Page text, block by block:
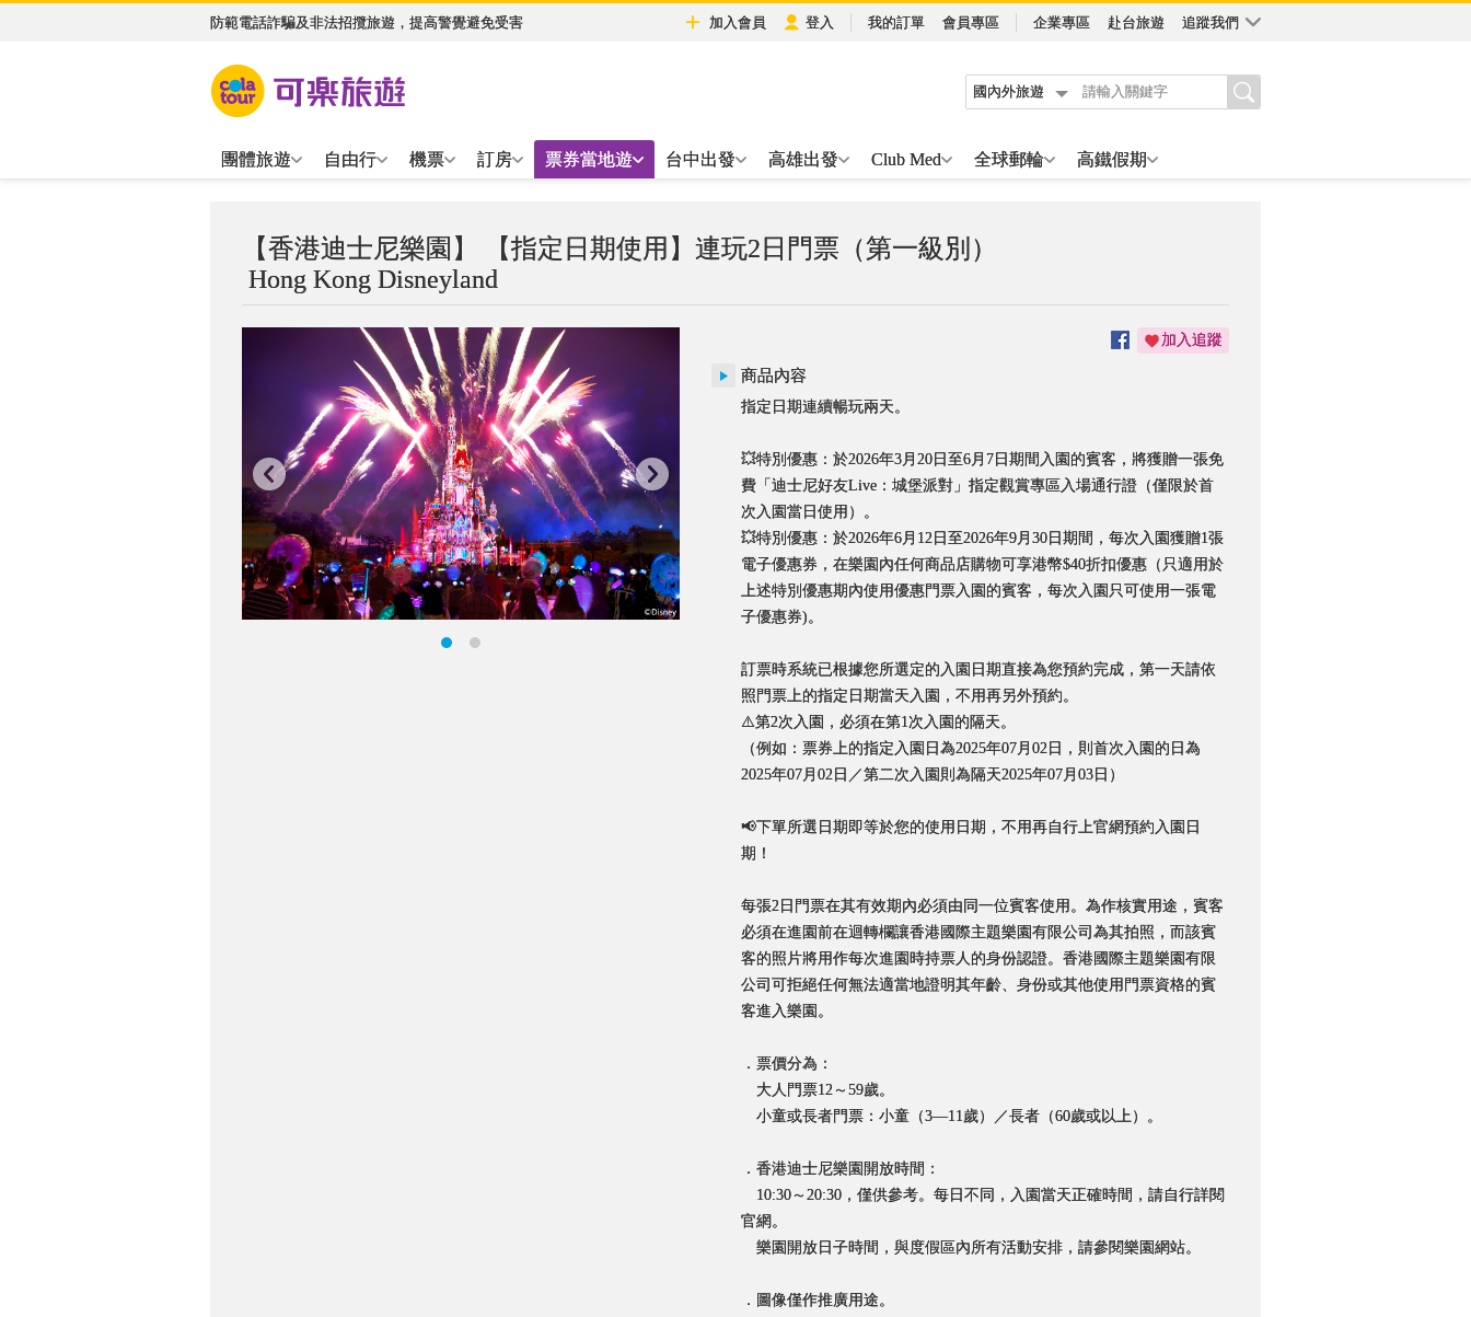
防範電話詐騙及非法招攬旅遊，提高警覺避免受害 加入會員 登入 我的訂單 會員專區 企業專區 赴台旅遊 追蹤我們
國內外旅遊
團體旅遊 自由行 機票 訂房 票券當地遊 台中出發 高雄出發 Club Med 全球郵輪 高鐵假期
【香港迪士尼樂園】 【指定日期使用】連玩2日門票（第一級別）
Hong Kong Disneyland
加入追蹤
商品內容
指定日期連續暢玩兩天。
💥特別優惠：於2026年3月20日至6月7日期間入園的賓客，將獲贈一張免
費「迪士尼好友Live：城堡派對」指定觀賞專區入場通行證（僅限於首
次入園當日使用）。
💥特別優惠：於2026年6月12日至2026年9月30日期間，每次入園獲贈1張
電子優惠券，在樂園內任何商品店購物可享港幣$40折扣優惠（只適用於
上述特別優惠期內使用優惠門票入園的賓客，每次入園只可使用一張電
子優惠券)。
訂票時系統已根據您所選定的入園日期直接為您預約完成，第一天請依
照門票上的指定日期當天入園，不用再另外預約。
⚠️第2次入園，必須在第1次入園的隔天。
（例如：票券上的指定入園日為2025年07月02日，則首次入園的日為
2025年07月02日／第二次入園則為隔天2025年07月03日）
📢下單所選日期即等於您的使用日期，不用再自行上官網預約入園日
期！
每張2日門票在其有效期內必須由同一位賓客使用。為作核實用途，賓客
必須在進園前在迴轉欄讓香港國際主題樂園有限公司為其拍照，而該賓
客的照片將用作每次進園時持票人的身份認證。香港國際主題樂園有限
公司可拒絕任何無法適當地證明其年齡、身份或其他使用門票資格的賓
客進入樂園。
．票價分為：
大人門票12～59歲。
小童或長者門票：小童（3—11歲）／長者（60歲或以上）。
．香港迪士尼樂園開放時間：
10:30～20:30，僅供參考。每日不同，入園當天正確時間，請自行詳閱
官網。
樂園開放日子時間，與度假區內所有活動安排，請參閱樂園網站。
．圖像僅作推廣用途。